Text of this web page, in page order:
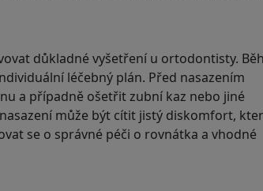
důkladné vyšetření u ortodontisty.
léčebný plán. Před nasazením
a případně ošetřit zubní kaz nebo jiné
může být cítit jistý diskomfort,
se o správné péči o rovnátka a vhodné